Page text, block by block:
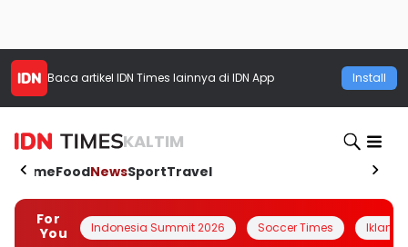
Baca artikel IDN Times lainnya di IDN App Install
KALTIM
HomeFoodNewsSportTravel
For
You
Indonesia Summit 2026 Soccer Times Iklanin